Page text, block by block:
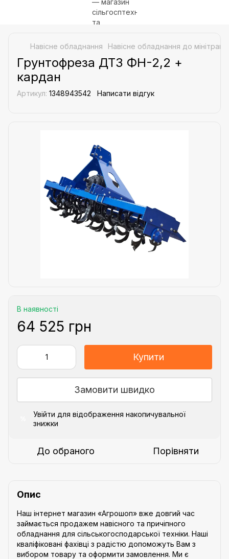
Навісне обладнання Навісне обладнання до
Грунтофреза ДТЗ ФН-2,2 +
кардан
Артикул: 1348943542 Написати відгук
В наявності
64 525 грн
Купити
Замовити швидко
Увійти для відображення накопичувальної
знижки
До обраного Порівняти
Опис
Наш інтернет магазин «Агрошоп» вже довгий час
займається продажем навісного та причіпного
обладнання для сільськогосподарської техніки. Наші
кваліфіковані фахівці з радістю допоможуть Вам з
вибором товару та оформити замовлення. Ми є